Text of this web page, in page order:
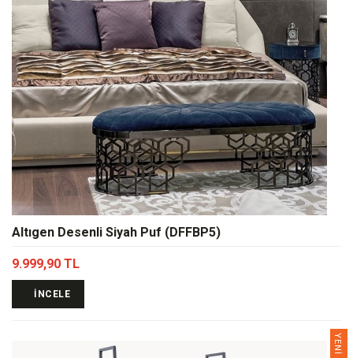
Altıgen Desenli Siyah Puf (DFFBP5)
9.999,90 TL
İNCELE
YENİ